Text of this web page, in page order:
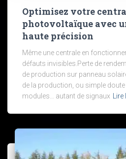
Optimisez votre
photovoltaïque avec
haute précision
Même une centrale en
défauts invisibles.Perte de
de production sur panneau
de la production, ou simple doute
modules… autant de signaux Lire